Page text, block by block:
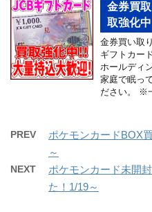
金券買
取強化中
金券買い取
ギフトカー
ホールディ
家庭で眠っ
ださい。 ※
PREV
ポケモンカードBOX
～
NEXT
ポケモンカード未開
た！1/19～